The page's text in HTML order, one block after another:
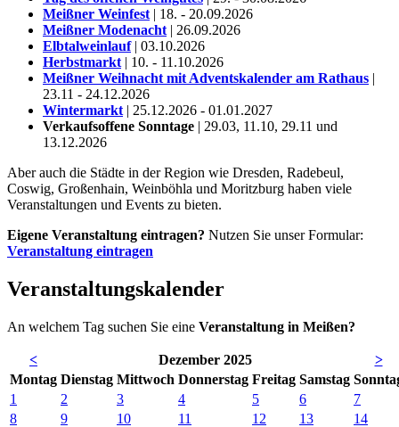
Meißner Weinfest | 18. - 20.09.2026
Meißner Modenacht | 26.09.2026
Elbtalweinlauf | 03.10.2026
Herbstmarkt | 10. - 11.10.2026
Meißner Weihnacht mit Adventskalender am Rathaus |
23.11 - 24.12.2026
Wintermarkt | 25.12.2026 - 01.01.2027
Verkaufsoffene Sonntage | 29.03, 11.10, 29.11 und
13.12.2026
Aber auch die Städte in der Region wie Dresden, Radebeul,
Coswig, Großenhain, Weinböhla und Moritzburg haben viele
Veranstaltungen und Events zu bieten.
Eigene Veranstaltung eintragen? Nutzen Sie unser Formular:
Veranstaltung eintragen
Veranstaltungskalender
An welchem Tag suchen Sie eine Veranstaltung in Meißen?
< Dezember 2025
>
Montag Dienstag Mittwoch Donnerstag Freitag Samstag So
1
2 3 4 5 6
7
8
9 10 11 12 13
14